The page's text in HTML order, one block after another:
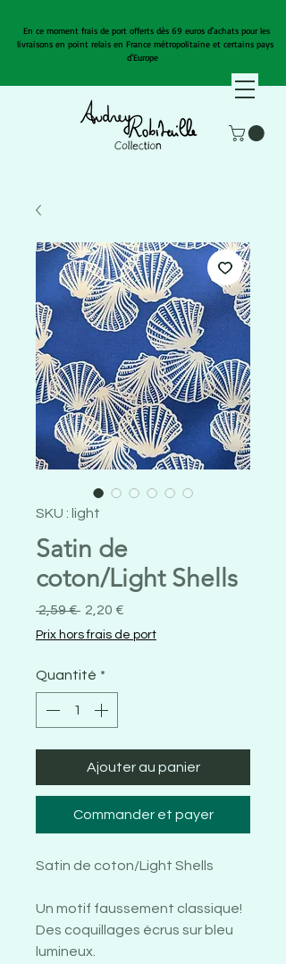
En ce moment frais de port offerts dès 69 euros d'achats pour les
livraisons en point relais en France métropolitaine et certains pays
d'Europe
SKU : light
Satin de
coton/Light Shells
2,59 € Prix
original
2,20 €
promotionnel
Prix hors frais de port
Quantité *
Ajouter au panier
Commander et payer
Satin de coton/Light Shells
Un motif faussement classique!
Des coquillages écrus sur bleu
lumineux.